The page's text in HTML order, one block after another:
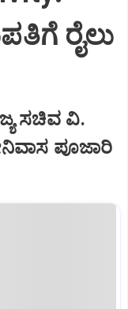
ರೈಲು
ಸಚಿವ ವಿ.
ಪೂಜಾರಿ